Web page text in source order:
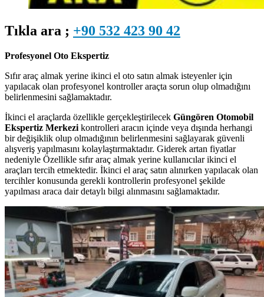
Tıkla ara ; +90 532 423 90 42
Profesyonel Oto Ekspertiz
Sıfır araç almak yerine ikinci el oto satın almak isteyenler için
yapılacak olan profesyonel kontroller araçta sorun olup olmadığını
belirlenmesini sağlamaktadır.
İkinci el araçlarda özellikle gerçekleştirilecek Güngören Otomobil
Ekspertiz Merkezi kontrolleri aracın içinde veya dışında herhangi
bir değişiklik olup olmadığının belirlenmesini sağlayarak güvenli
alışveriş yapılmasını kolaylaştırmaktadır. Giderek artan fiyatlar
nedeniyle Özellikle sıfır araç almak yerine kullanıcılar ikinci el
araçları tercih etmektedir. İkinci el araç satın alınırken yapılacak olan
tercihler konusunda gerekli kontrollerin profesyonel şekilde
yapılması araca dair detaylı bilgi alınmasını sağlamaktadır.